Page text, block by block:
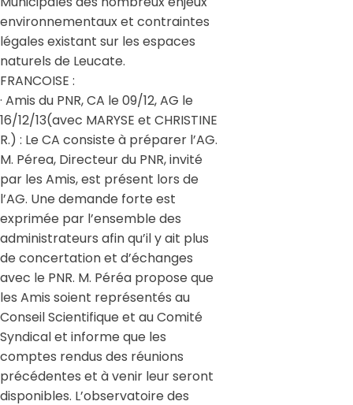
environnementaux et contraintes
légales existant sur les espaces
naturels de Leucate.
FRANCOISE :
· Amis du PNR, CA le 09/12, AG le
16/12/13(avec MARYSE et CHRISTINE
R.) : Le CA consiste à préparer l’AG.
M. Pérea, Directeur du PNR, invité
par les Amis, est présent lors de
l’AG. Une demande forte est
exprimée par l’ensemble des
administrateurs afin qu’il y ait plus
de concertation et d’échanges
avec le PNR. M. Péréa propose que
les Amis soient représentés au
Conseil Scientifique et au Comité
Syndical et informe que les
comptes rendus des réunions
précédentes et à venir leur seront
disponibles. L’observatoire des